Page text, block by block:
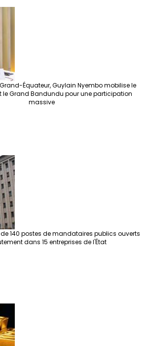
Grand-Équateur, Guylain Nyembo mobilise le
le Grand Bandundu pour une participation
massive
de 140 postes de mandataires publics ouverts
dans 15 entreprises de l'État